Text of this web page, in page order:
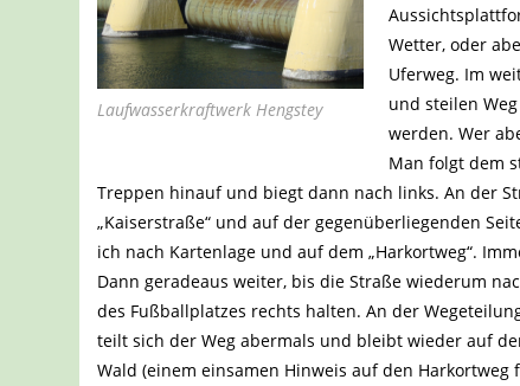
Laufwasserkraftwerk Hengstey
Wetter, oder
Uferweg. Im
und steilen
werden. Wer
Man folgt dem
Treppen hinauf und biegt dann nach links. An der
„Kaiserstraße“ und auf der gegenüberliegenden
ich nach Kartenlage und auf dem „Harkortweg“.
Dann geradeaus weiter, bis die Straße wiederum
des Fußballplatzes rechts halten. An der
teilt sich der Weg abermals und bleibt wieder auf
Wald (einem einsamen Hinweis auf den